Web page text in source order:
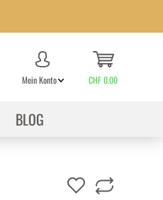
Mein Konto CHF 0.00
BLOG